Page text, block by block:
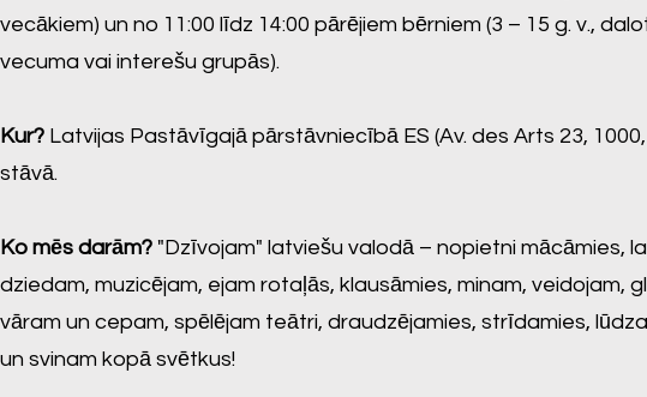
vecākiem) un no 11:00 līdz 14:00 pārējiem bērniem (3 – 15 g. v.,
vecuma vai interešu grupās).
Kur? Latvijas Pastāvīgajā pārstāvniecībā ES (Av. des Arts 23, 1000,
stāvā.
Ko mēs darām? "Dzīvojam" latviešu valodā – nopietni mācāmies,
dziedam, muzicējam, ejam rotaļās, klausāmies, minam, veidojam,
vāram un cepam, spēlējam teātri, draudzējamies, strīdamies,
un svinam kopā svētkus!